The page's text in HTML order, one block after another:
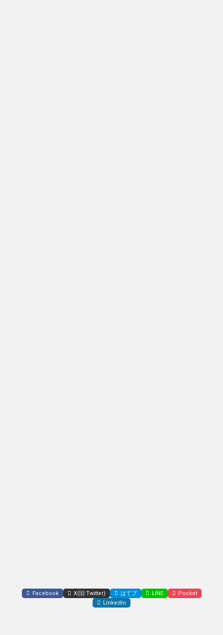
Facebook X(旧:Twitter) はてブ LINE
Pocket
LinkedIn